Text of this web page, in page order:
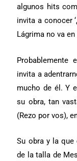
algunos hits
invita a conocer
Lágrima no va
invita a
mucho de él. Y
su obra, tan
(Rezo por vos),
Su obra y la
de la talla de